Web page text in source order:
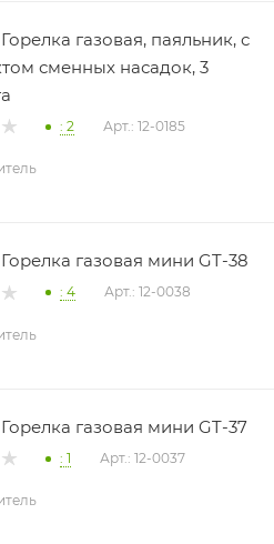
газовая, паяльник, с
сменных насадок, 3
: 2 Арт.: 12-0185
газовая мини GT-38
: 4 Арт.: 12-0038
газовая мини GT-37
: 1 Арт.: 12-0037